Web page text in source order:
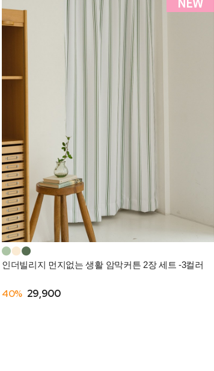
인더빌리지 먼지없는 생활 암막커튼 2장 세트 -3컬러
40% 29,900